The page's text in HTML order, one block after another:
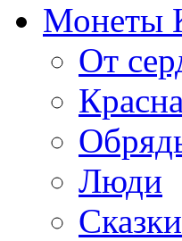
Монеты
От
Люди